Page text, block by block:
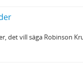
det vill säga Robinson